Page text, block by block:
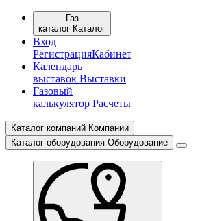
Газ
каталог Каталог
Вход
РегистрацияКабинет
Календарь
выставок Выставки
Газовый
калькулятор Расчеты
Каталог компаний Компании
Каталог оборудования Оборудование